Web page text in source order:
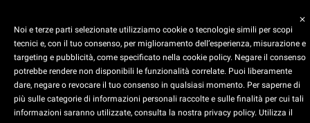
• Reimposta le
preferenze dei
cookie
vendita
• Catalogo
telecomandi
• Smart home
• Video sorveglianza
Copyright © 2025 CEART | Negozio di elettronica Torino
C.E.A.R.T. Elettronica
close
Noi e terze parti selezionate utilizziamo cookie o tecnologie simili per scopi
tecnici e, con il tuo consenso, per miglioramento dell’esperienza, misurazione e
targeting e pubblicità, come specificato nella cookie policy. Negare il consenso
potrebbe rendere non disponibili le funzionalità correlate. Puoi liberamente
dare, negare o revocare il tuo consenso in qualsiasi momento. Per saperne di
più sulle categorie di informazioni personali raccolte e sulle finalità per cui tali
informazioni saranno utilizzate, consulta la nostra privacy policy. Utilizza il